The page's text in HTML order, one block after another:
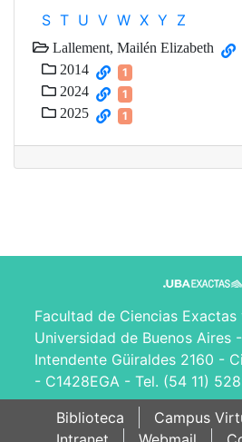
S T U V W X Y Z
Lallement, Mailén Elizabeth
2014 1
2024 1
2025 1
Facultad de Ciencias
Universidad de Buenos Aires
Intendente Güiraldes 2160 -
- C1428EGA - Tel. (54 11)
Biblioteca
Campus